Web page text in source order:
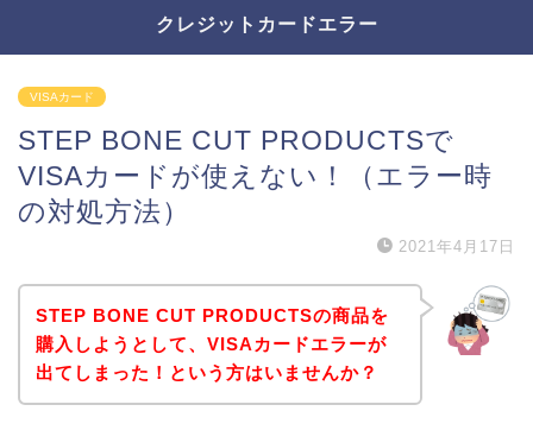
クレジットカードエラー
VISAカード
STEP BONE CUT PRODUCTSで
VISAカードが使えない！（エラー時
の対処方法）
2021年4月17日
STEP BONE CUT PRODUCTSの商品を
購入しようとして、VISAカードエラーが
出てしまった！という方はいませんか？